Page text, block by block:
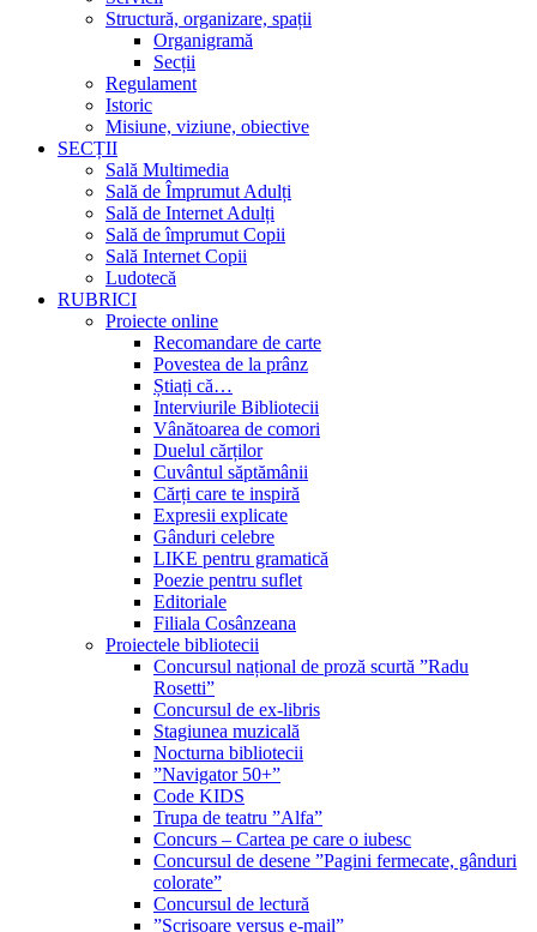
Structură, organizare, spații
Organigramă
Secții
Regulament
Istoric
Misiune, viziune, obiective
SECȚII
Sală Multimedia
Sală de Împrumut Adulți
Sală de Internet Adulți
Sală de împrumut Copii
Sală Internet Copii
Ludotecă
RUBRICI
Proiecte online
Recomandare de carte
Povestea de la prânz
Știați că…
Interviurile Bibliotecii
Vânătoarea de comori
Duelul cărților
Cuvântul săptămânii
Cărți care te inspiră
Expresii explicate
Gânduri celebre
LIKE pentru gramatică
Poezie pentru suflet
Editoriale
Filiala Cosânzeana
Proiectele bibliotecii
Concursul național de proză scurtă ”Radu
Rosetti”
Concursul de ex-libris
Stagiunea muzicală
Nocturna bibliotecii
”Navigator 50+”
Code KIDS
Trupa de teatru ”Alfa”
Concurs – Cartea pe care o iubesc
Concursul de desene ”Pagini fermecate, gânduri
colorate”
Concursul de lectură
”Scrisoare versus e-mail”